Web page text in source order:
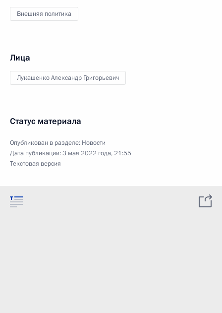
Внешняя политика
Лица
Лукашенко Александр Григорьевич
Статус материала
Опубликован в разделе: Новости
Дата публикации:3 мая 2022 года, 21:55
Текстовая версия